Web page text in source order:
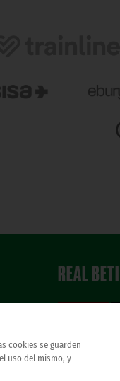
REAL
cookies se guarden
uso del mismo, y